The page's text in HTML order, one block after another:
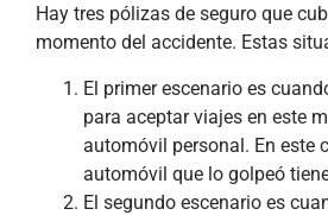
Hay tres pólizas de seguro que
momento del accidente. Estas
El primer escenario es
para aceptar viajes en este
automóvil personal. En este
automóvil que lo golpeó
El segundo escenario es